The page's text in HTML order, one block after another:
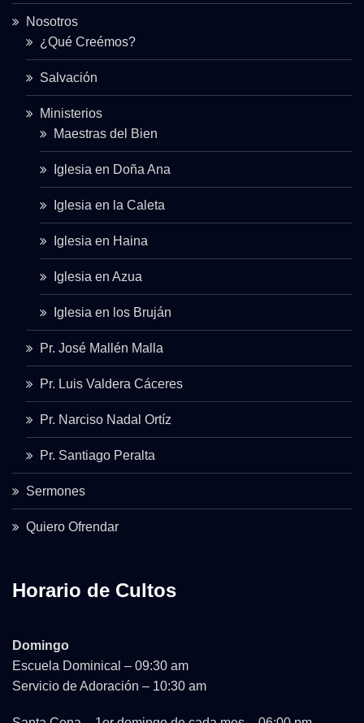
Nosotros
¿Qué Creémos?
Salvación
Ministerios
Maestras del Bien
Iglesia en Doña Ana
Iglesia en la Caleta
Iglesia en Haina
Iglesia en Azua
Iglesia en los Bruján
Pr. José Mallén Malla
Pr. Luis Valdera Cáceres
Pr. Narciso Nadal Ortíz
Pr. Santiago Peralta
Sermones
Quiero Ofrendar
Horario de Cultos
Domingo
Escuela Dominical – 09:30 am
Servicio de Adoración – 10:30 am